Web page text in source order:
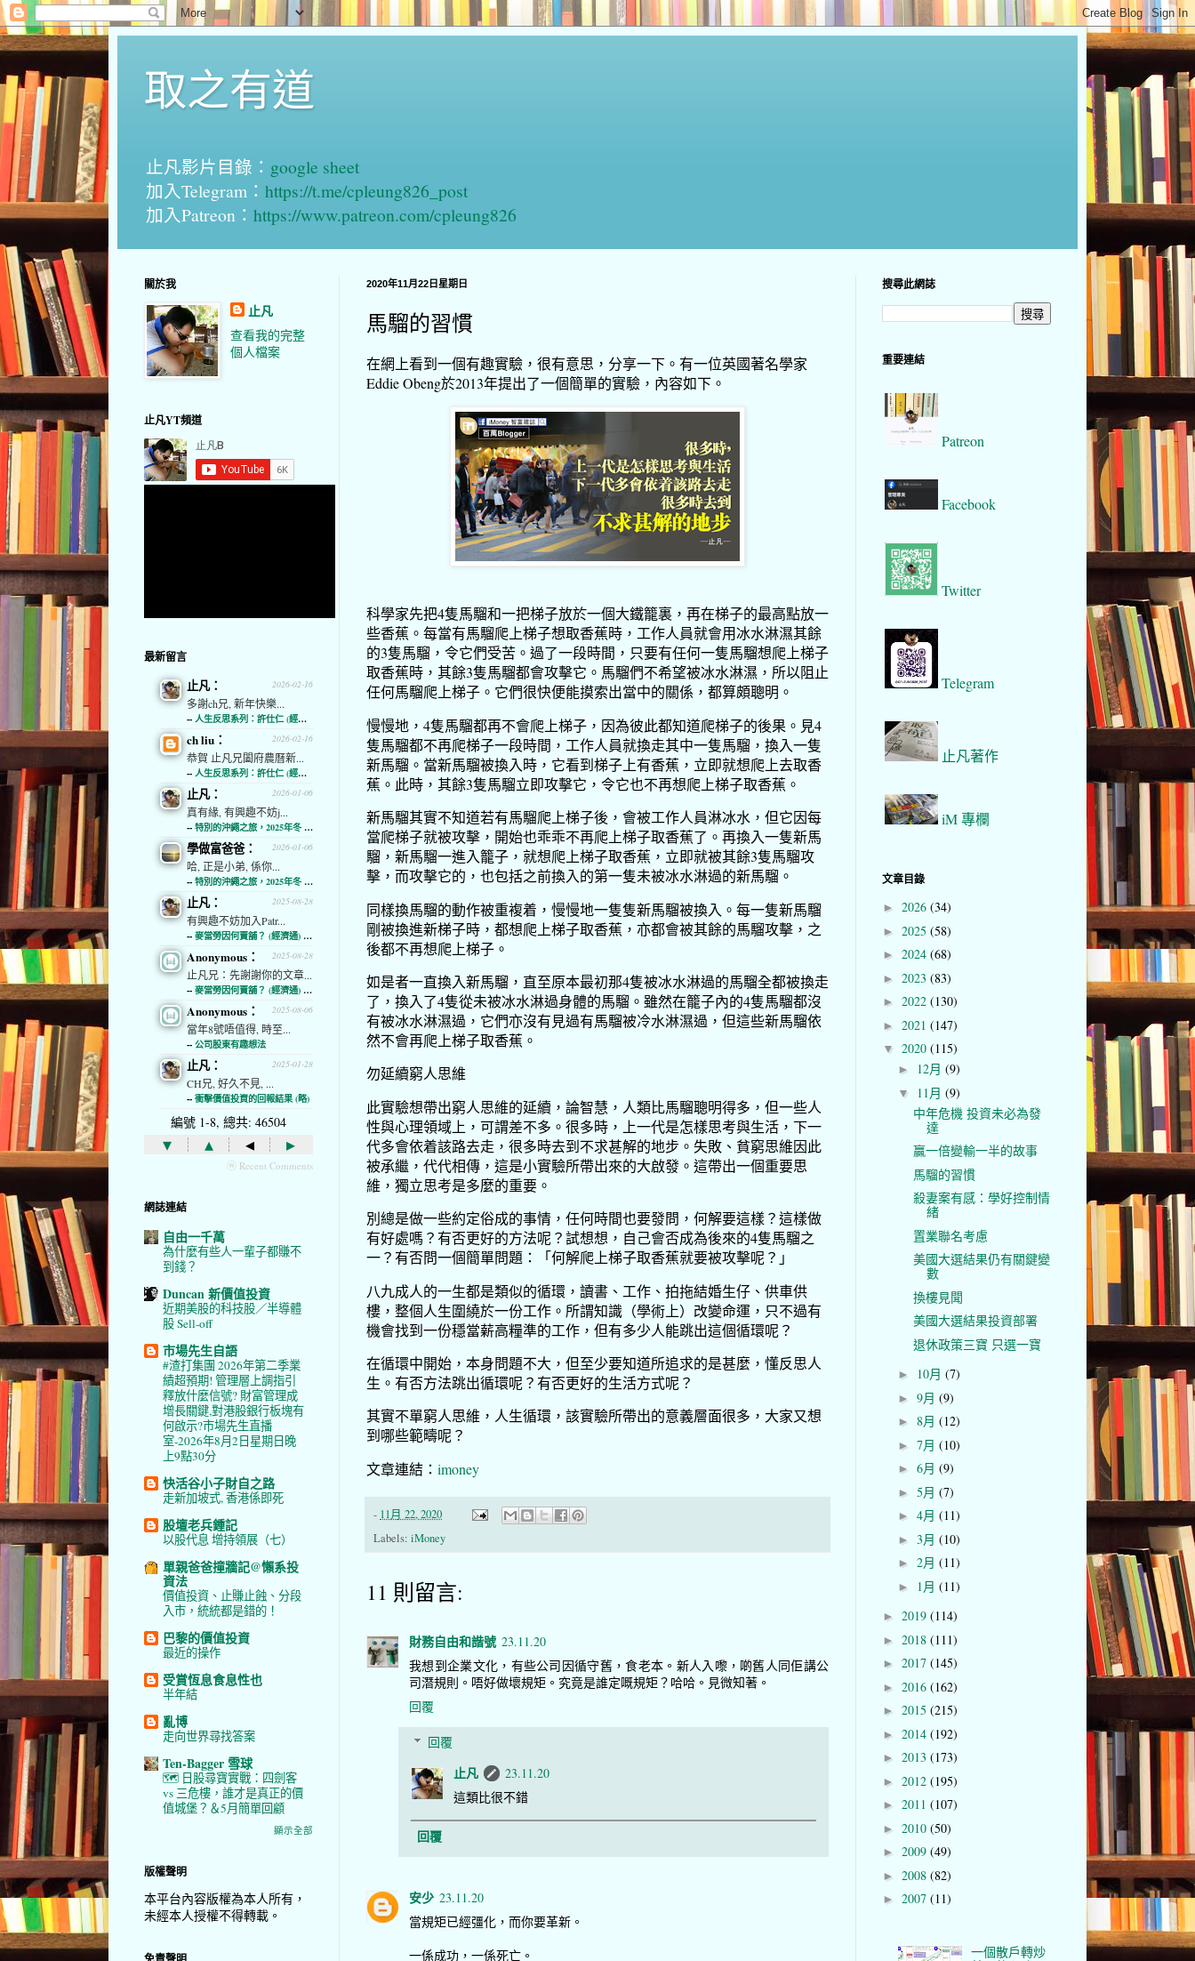
取之有道
止凡影片目錄： google sheet
加入Telegram： https://t.me/cpleung826_post
加入Patreon： https://www.patreon.com/cpleung826
2020年11月22日星期日
馬騮的習慣
在網上看到一個有趣實驗，很有意思，分享一下。有一位英國著名學家
Eddie Obeng於2013年提出了一個簡單的實驗，內容如下。
科學家先把4隻馬騮和一把梯子放於一個大鐵籠裏，再在梯子的最高點放一
些香蕉。每當有馬騮爬上梯子想取香蕉時，工作人員就會用冰水淋濕其餘
的3隻馬騮，令它們受苦。過了一段時間，只要有任何一隻馬騮想爬上梯子
取香蕉時，其餘3隻馬騮都會攻擊它。馬騮們不希望被冰水淋濕，所以阻止
任何馬騮爬上梯子。它們很快便能摸索出當中的關係，都算頗聰明。
慢慢地，4隻馬騮都再不會爬上梯子，因為彼此都知道爬梯子的後果。見4
隻馬騮都不再爬梯子一段時間，工作人員就換走其中一隻馬騮，換入一隻
新馬騮。當新馬騮被換入時，它看到梯子上有香蕉，立即就想爬上去取香
蕉。此時，其餘3隻馬騮立即攻擊它，令它也不再想爬上梯子取香蕉。
新馬騮其實不知道若有馬騮爬上梯子後，會被工作人員淋冰水，但它因每
當爬梯子就被攻擊，開始也乖乖不再爬上梯子取香蕉了。再換入一隻新馬
騮，新馬騮一進入籠子，就想爬上梯子取香蕉，立即就被其餘3隻馬騮攻
擊，而攻擊它的，也包括之前換入的第一隻未被冰水淋過的新馬騮。
同樣換馬騮的動作被重複着，慢慢地一隻隻新馬騮被換入。每一隻新馬騮
剛被換進新梯子時，都想爬上梯子取香蕉，亦都會被其餘的馬騮攻擊，之
後都不再想爬上梯子。
如是者一直換入新馬騮，直至原本最初那4隻被冰水淋過的馬騮全都被換走
了，換入了4隻從未被冰水淋過身體的馬騮。雖然在籠子內的4隻馬騮都沒
有被冰水淋濕過，它們亦沒有見過有馬騮被冷水淋濕過，但這些新馬騮依
然不會再爬上梯子取香蕉。
勿延續窮人思維
此實驗想帶出窮人思維的延續，論智慧，人類比馬騮聰明得多，但一些人
性與心理領域上，可謂差不多。很多時，上一代是怎樣思考與生活，下一
代多會依着該路去走，很多時去到不求甚解的地步。失敗、貧窮思維因此
被承繼，代代相傳，這是小實驗所帶出來的大啟發。這帶出一個重要思
維，獨立思考是多麼的重要。
別總是做一些約定俗成的事情，任何時間也要發問，何解要這樣？這樣做
有好處嗎？有否更好的方法呢？試想想，自己會否成為後來的4隻馬騮之
一？有否問一個簡單問題：「何解爬上梯子取香蕉就要被攻擊呢？」
八九成人的一生都是類似的循環，讀書、工作、拍拖結婚生仔、供車供
樓，整個人生圍繞於一份工作。所謂知識（學術上）改變命運，只不過有
機會找到一份穩當薪高糧準的工作，但有多少人能跳出這個循環呢？
在循環中開始，本身問題不大，但至少要知道所追求的是甚麼，懂反思人
生。有否方法跳出循環呢？有否更好的生活方式呢？
其實不單窮人思維，人生循環，該實驗所帶出的意義層面很多，大家又想
到哪些範疇呢？
文章連結： imoney
- 11月 22, 2020
Labels: iMoney
11 則留言:
財務自由和諧號 23.11.20
我想到企業文化，有些公司因循守舊，食老本。新人入嚟，啲舊人同佢講公
司潛規則。唔好做壞規矩。究竟是誰定嘅規矩？哈哈。見微知著。
回覆
回覆
止凡
23.11.20
這類比很不錯
回覆
安少 23.11.20
當規矩已經彊化，而你要革新。
一係成功，一係死亡。
關於我
止凡
查看我的完整
個人檔案
止凡YT頻道
最新留言
2026-02-16
止凡：
多謝ch兄, 新年快樂...
-- 人生反思系列：許仕仁 (經濟通)
2026-02-16
ch liu：
恭賀 止凡兄闔府農曆新...
-- 人生反思系列：許仕仁 (經濟通)
2026-01-06
止凡：
真有緣, 有興趣不妨j...
-- 特別的沖繩之旅，2025年冬 (經濟通)
2026-01-06
學做富爸爸：
哈, 正是小弟, 係你...
-- 特別的沖繩之旅，2025年冬 (經濟通)
2025-08-28
止凡：
有興趣不妨加入Patr...
-- 麥當勞因何賣舖？ (經濟通) (略)
2025-08-28
Anonymous：
止凡兄：先謝謝你的文章...
-- 麥當勞因何賣舖？ (經濟通) (略)
2025-08-06
Anonymous：
當年8號唔值得, 時至...
-- 公司股東有趣想法
2025-01-28
止凡：
CH兄, 好久不見, ...
-- 衝擊價值投資的回報結果 (略)
編號 1-8, 總共: 46504
▾ ▴ ◂ ▸
ⓦ Recent Comments
網誌連結
自由一千萬
為什麼有些人一輩子都賺不
到錢？
Duncan 新價值投資
近期美股的科技股／半導體
股 Sell-off
市場先生自語
#渣打集團 2026年第二季業
績超預期! 管理層上調指引
釋放什麼信號? 財富管理成
增長關鍵,對港股銀行板塊有
何啟示?市場先生直播
室-2026年8月2日星期日晚
上9點30分
快活谷小子財自之路
走新加坡式, 香港係即死
股壇老兵鍾記
以股代息 增持領展（七）
單親爸爸撞牆記@懶系投
資法
價值投資、止賺止蝕、分段
入市，統統都是錯的！
巴黎的價值投資
最近的操作
受賞恆息食息性也
半年結
亂博
走向世界尋找答案
Ten-Bagger 雪球
🗺️ 日股尋寶實戰：四劍客
vs 三危樓，誰才是真正的價
值城堡？＆5月簡單回顧
顯示全部
版權聲明
本平台內容版權為本人所有，
未經本人授權不得轉載。
搜尋此網誌
重要連結
Patreon
Facebook
Twitter
Telegram
止凡著作
iM 專欄
文章目錄
► 2026 (34)
► 2025 (58)
► 2024 (68)
► 2023 (83)
► 2022 (130)
► 2021 (147)
▼ 2020 (115)
► 12月 (9)
▼ 11月 (9)
中年危機 投資未必為發
達
贏一倍變輸一半的故事
馬騮的習慣
殺妻案有感：學好控制情
緒
置業聯名考慮
美國大選結果仍有關鍵變
數
換樓見聞
美國大選結果投資部署
退休政策三寶 只選一寶
► 10月 (7)
► 9月 (9)
► 8月 (12)
► 7月 (10)
► 6月 (9)
► 5月 (7)
► 4月 (11)
► 3月 (10)
► 2月 (11)
► 1月 (11)
► 2019 (114)
► 2018 (111)
► 2017 (145)
► 2016 (162)
► 2015 (215)
► 2014 (192)
► 2013 (173)
► 2012 (195)
► 2011 (107)
► 2010 (50)
► 2009 (49)
► 2008 (82)
► 2007 (11)
一個散戶轉炒